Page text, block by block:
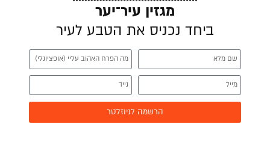
מגזין עיר־יער
ביחד נכניס את הטבע לעיר
הרשמה לניוזלטר